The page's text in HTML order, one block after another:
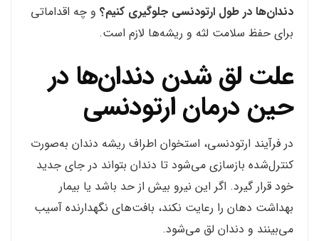
دندان‌ها در طول ارتودنسی جلوگیری کنیم؟ و چه اقداماتی
برای حفظ سلامت لثه و ریشه‌ها لازم است.
علت لق شدن دندان‌ها در
حین درمان ارتودنسی
در فرآیند ارتودنسی، استخوان اطراف ریشه دندان به‌صورت
کنترل‌شده بازسازی می‌شود تا دندان بتواند در جای جدید
خود قرار گیرد. اگر این نیرو بیش از حد باشد یا بیمار
بهداشت دهان را رعایت نکند، بافت‌های نگهدارنده آسیب
می‌بینند و دندان لق می‌شود.